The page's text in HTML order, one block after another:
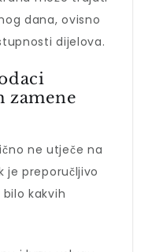
dana, ovisno
dijelova.
zamene
ne utječe na
je preporučljivo
kakvih